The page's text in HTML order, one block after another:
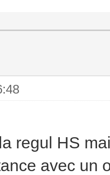
regul HS
avec un